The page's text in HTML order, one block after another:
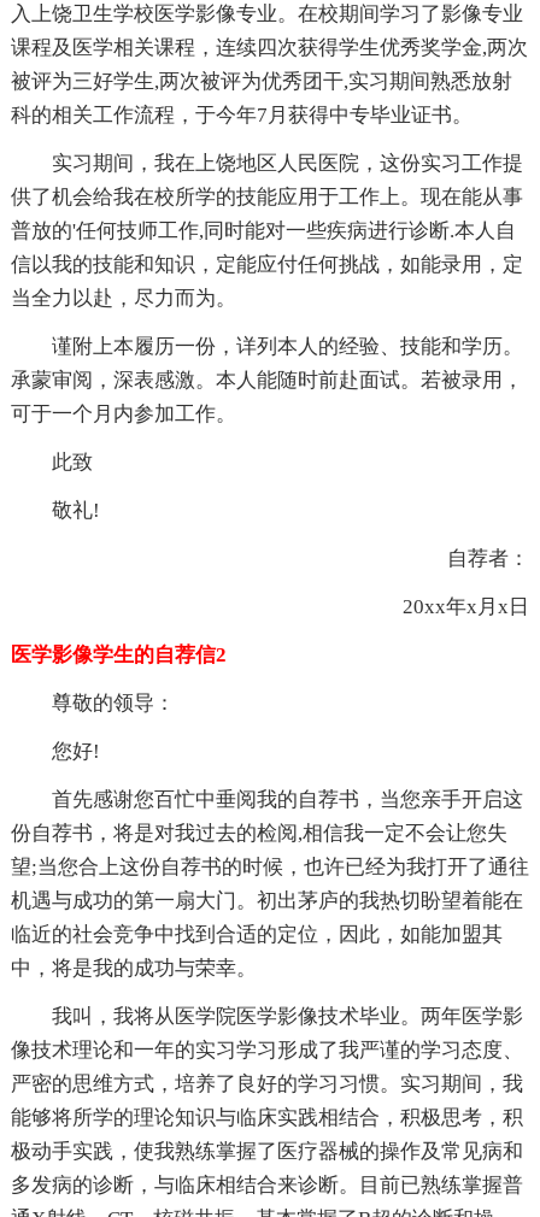
入上饶卫生学校医学影像专业。在校期间学习了影像专业
课程及医学相关课程，连续四次获得学生优秀奖学金,两次
被评为三好学生,两次被评为优秀团干,实习期间熟悉放射
科的相关工作流程，于今年7月获得中专毕业证书。
实习期间，我在上饶地区人民医院，这份实习工作提
供了机会给我在校所学的技能应用于工作上。现在能从事
普放的'任何技师工作,同时能对一些疾病进行诊断.本人自
信以我的技能和知识，定能应付任何挑战，如能录用，定
当全力以赴，尽力而为。
谨附上本履历一份，详列本人的经验、技能和学历。
承蒙审阅，深表感激。本人能随时前赴面试。若被录用，
可于一个月内参加工作。
此致
敬礼!
自荐者：
20xx年x月x日
医学影像学生的自荐信2
尊敬的领导：
您好!
首先感谢您百忙中垂阅我的自荐书，当您亲手开启这
份自荐书，将是对我过去的检阅,相信我一定不会让您失
望;当您合上这份自荐书的时候，也许已经为我打开了通往
机遇与成功的第一扇大门。初出茅庐的我热切盼望着能在
临近的社会竞争中找到合适的定位，因此，如能加盟其
中，将是我的成功与荣幸。
我叫，我将从医学院医学影像技术毕业。两年医学影
像技术理论和一年的实习学习形成了我严谨的学习态度、
严密的思维方式，培养了良好的学习习惯。实习期间，我
能够将所学的理论知识与临床实践相结合，积极思考，积
极动手实践，使我熟练掌握了医疗器械的操作及常见病和
多发病的诊断，与临床相结合来诊断。目前已熟练掌握普